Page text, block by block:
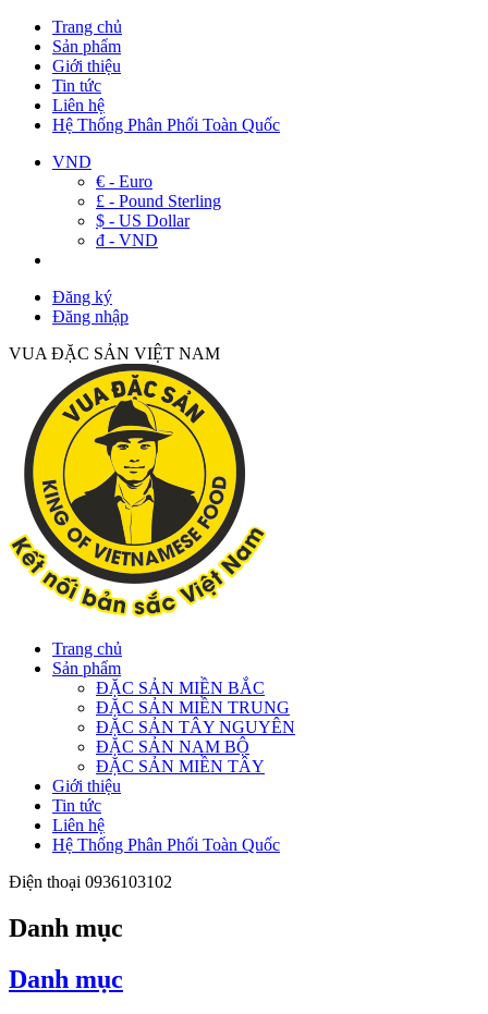
Trang chủ
Sản phẩm
Giới thiệu
Tin tức
Liên hệ
Hệ Thống Phân Phối Toàn Quốc
VND
€ - Euro
£ - Pound Sterling
$ - US Dollar
đ - VND
Đăng ký
Đăng nhập
VUA ĐẶC SẢN VIỆT NAM
Trang chủ
Sản phẩm
ĐẶC SẢN MIỀN BẮC
ĐẶC SẢN MIỀN TRUNG
ĐẶC SẢN TÂY NGUYÊN
ĐẶC SẢN NAM BỘ
ĐẶC SẢN MIỀN TÂY
Giới thiệu
Tin tức
Liên hệ
Hệ Thống Phân Phối Toàn Quốc
Điện thoại 0936103102
Danh mục
Danh mục